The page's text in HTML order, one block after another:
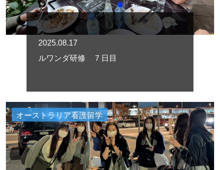
2025.08.17
ルワンダ研修 ７日目
オーストラリア看護留学